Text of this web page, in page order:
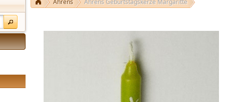
Ahrens Ahrens Geburtstagskerze Margaritte